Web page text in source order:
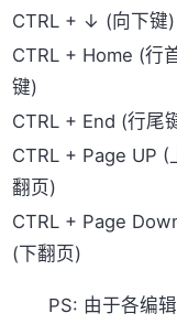
CTRL + ↓ (向下键)
CTRL + Home (行
键)
CTRL + End (行尾
CTRL + Page UP (
翻页)
CTRL + Page
(下翻页)
PS: 由于各编辑